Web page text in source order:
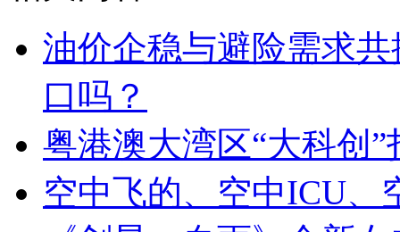
油价企稳与避险需求
口吗？
粤港澳大湾区“大科创”
空中飞的、空中ICU